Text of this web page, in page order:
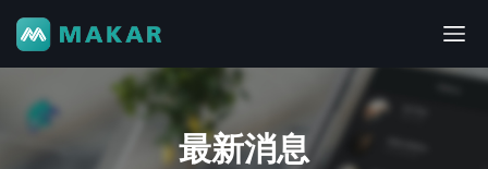
最新消息